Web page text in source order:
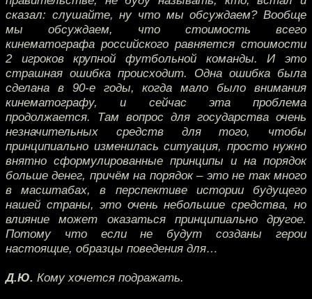
сказал: слушайте, ну что мы обсуждаем? Вообще
мы обсуждаем, что стоимость всего
кинематографа российского равняется стоимости
2 игроков крупной футбольной команды. И это
страшная ошибка происходит. Одна ошибка была
сделана в 90-е годы, когда мало было внимания
кинематографу, и сейчас эта проблема
продолжается. Там вопрос для государства очень
незначительных средств для того, чтобы
принципиально изменилась ситуация, просто нужно
внятно сформулированные принципы и на порядок
больше денег, причём на порядок – это не так много
в масштабах, в перспективе истории будущего
нашей страны, это очень небольшие средства, но
влияние может оказаться принципиально другое.
Потому что если не будут созданы герои
настоящие, образцы поведения для…
Д.Ю. Кому хочется подражать.